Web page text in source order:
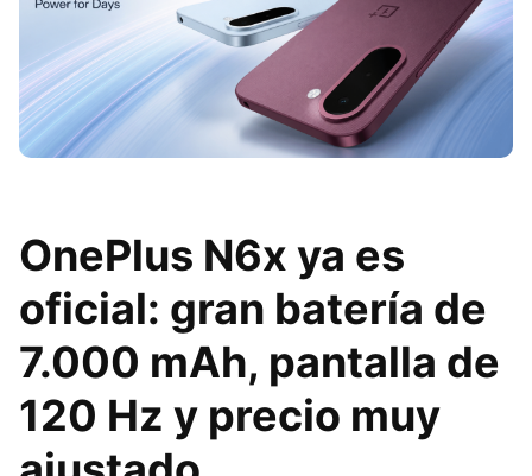
OnePlus N6x ya es
oficial: gran batería de
7.000 mAh, pantalla de
120 Hz y precio muy